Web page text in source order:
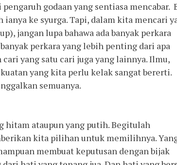
godaan yang sentiasa mencabar.
ke syurga. Tapi, dalam kita mencari
jangan lupa bahawa ada banyak perkara
perkara yang lebih penting dari apa
yang satu cari juga yang lainnya. Ilmu,
yang kita perlu kelak sangat bererti.
semuanya.
hitam ataupun yang putih. Begitulah
kita pilihan untuk memilihnya.
membuat keputusan dengan bijak